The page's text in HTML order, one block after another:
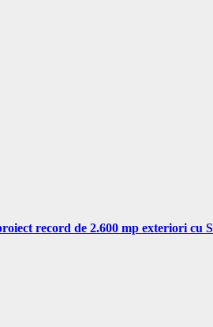
record de 2.600 mp exteriori cu